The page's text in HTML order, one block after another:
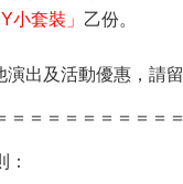
小套裝」 乙份。
演出及活動優惠，請
＝＝＝＝＝＝＝＝＝
：